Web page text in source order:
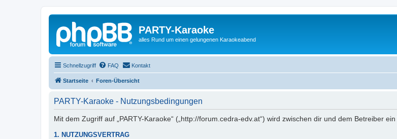
PARTY-Karaoke
alles Rund um einen gelungenen Karaokeabend
Schnellzugriff FAQ Kontakt
Startseite Foren-Übersicht
PARTY-Karaoke - Nutzungsbedingungen
Mit dem Zugriff auf „PARTY-Karaoke“ („http://forum.cedra-edv.at“) wird zwischen dir und dem Betreiber
1. NUTZUNGSVERTRAG